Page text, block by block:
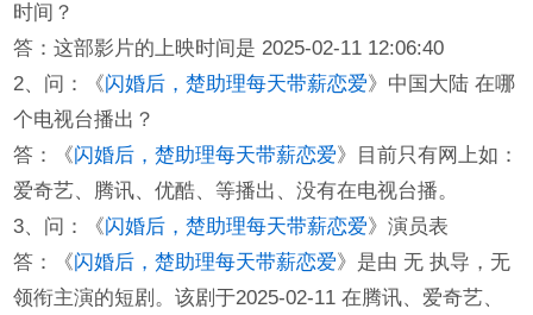
时间？
答：这部影片的上映时间是 2025-02-11 12:06:40
2、问：《闪婚后，楚助理每天带薪恋爱》中国大陆 在哪
个电视台播出？
答：《闪婚后，楚助理每天带薪恋爱》目前只有网上如：
爱奇艺、腾讯、优酷、等播出、没有在电视台播。
3、问：《闪婚后，楚助理每天带薪恋爱》演员表
答：《闪婚后，楚助理每天带薪恋爱》是由 无 执导，无
领衔主演的短剧。该剧于2025-02-11 在腾讯、爱奇艺、